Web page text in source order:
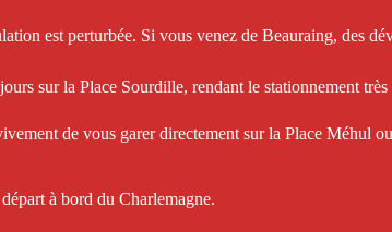
est perturbée. Si vous venez de Beauraing, des
sur la Place Sourdille, rendant le stationnement
de vous garer directement sur la Place Méhul
à bord du Charlemagne.